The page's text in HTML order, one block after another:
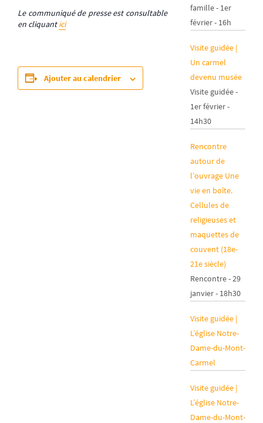
Le communiqué de presse est consultable
en cliquantici
Ajouter au calendrier
famille - 1er
février - 16h
Visite guidée |
Un carmel
devenu musée
Visite guidée -
1er février -
14h30
Rencontre
autour de
l’ouvrage Une
vie en boîte.
Cellules de
religieuses et
maquettes de
couvent (18e-
21e siècle)
Rencontre - 29
janvier - 18h30
Visite guidée |
L’église Notre-
Dame-du-Mont-
Carmel
Visite guidée |
L’église Notre-
Dame-du-Mont-